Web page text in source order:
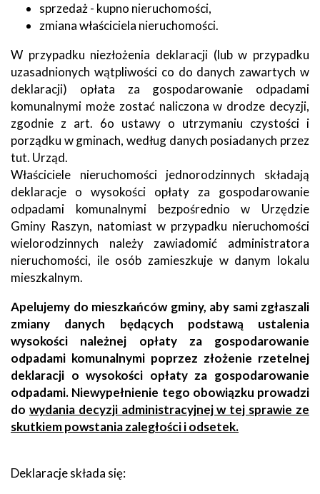
sprzedaż - kupno nieruchomości,
zmiana właściciela nieruchomości.
W przypadku niezłożenia deklaracji (lub w przypadku
uzasadnionych wątpliwości co do danych zawartych w
deklaracji) opłata za gospodarowanie odpadami
komunalnymi może zostać naliczona w drodze decyzji,
zgodnie z art. 6o ustawy o utrzymaniu czystości i
porządku w gminach, według danych posiadanych przez
tut. Urząd.
Właściciele nieruchomości jednorodzinnych składają
deklaracje o wysokości opłaty za gospodarowanie
odpadami komunalnymi bezpośrednio w Urzędzie
Gminy Raszyn, natomiast w przypadku nieruchomości
wielorodzinnych należy zawiadomić administratora
nieruchomości, ile osób zamieszkuje w danym lokalu
mieszkalnym.
Apelujemy do mieszkańców gminy, aby sami zgłaszali
zmiany danych będących podstawą ustalenia
wysokości należnej opłaty za gospodarowanie
odpadami komunalnymi poprzez złożenie rzetelnej
deklaracji o wysokości opłaty za gospodarowanie
odpadami. Niewypełnienie tego obowiązku prowadzi
do wydania decyzji administracyjnej w tej sprawie ze
skutkiem powstania zaległości i odsetek.
Deklaracje składa się: